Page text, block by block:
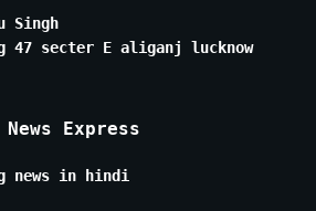
Singh
47 secter E aliganj lucknow
Express
news in hindi